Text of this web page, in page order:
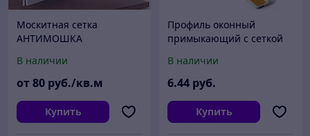
Москитная сетка
АНТИМОШКА
В наличии
от80 руб./кв.м
Купить
Профиль оконный
примыкающий с сеткой
В наличии
6.44 руб.
Купить